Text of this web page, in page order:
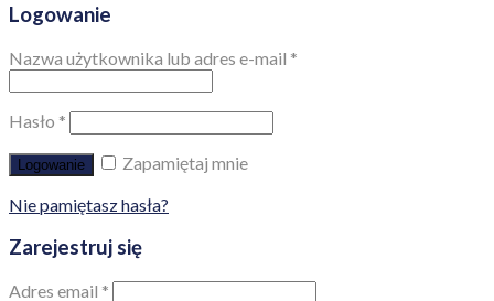
Logowanie
Nazwa użytkownika lub adres e-mail *
Hasło *
Logowanie
Zapamiętaj mnie
Nie pamiętasz hasła?
Zarejestruj się
Adres email *